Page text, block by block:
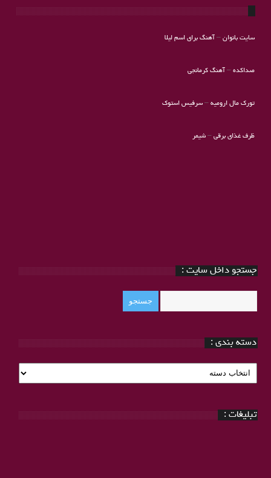
سایت بانوان– آهنگ برای اسم لیلا
صداکده– آهنگ کرمانجی
تورک مال ارومیه–سرفیس استوک
ظرف غذای برقی– شیمر
جستجو داخل سایت :
دسته بندی :
دسته
بندی
تبلیغات :